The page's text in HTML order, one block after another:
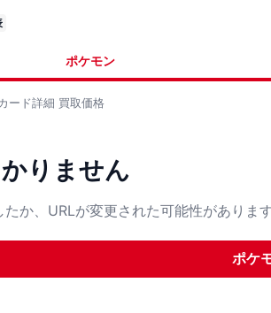
ポケモン
カード詳細 買取価格
りません
か、URLが変更された可能性があります
ポケ